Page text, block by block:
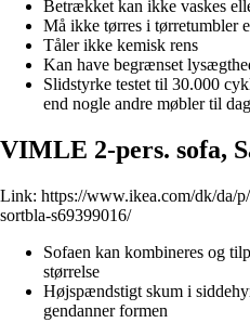
Betrækket kan ikke vaskes
Må ikke tørres i tørretumbler
Tåler ikke kemisk rens
Kan have begrænset
Slidstyrke testet til 30.000
end nogle andre møbler til
VIMLE 2-pers. sofa,
Link: https://www.ikea.com/dk/da/
sortbla-s69399016/
Sofaen kan kombineres og
størrelse
Højspændstigt skum i
gendanner formen